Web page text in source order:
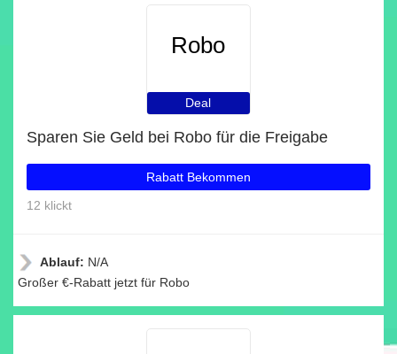
Robo
Deal
Sparen Sie Geld bei Robo für die Freigabe
Rabatt Bekommen
12 klickt
Ablauf: N/A
Großer €-Rabatt jetzt für Robo